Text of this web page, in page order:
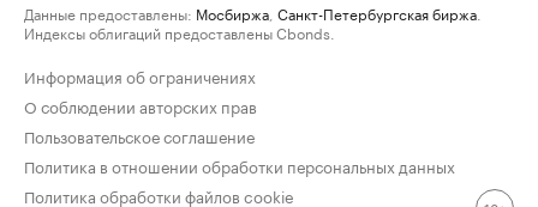
Данные предоставлены: Мосбиржа Санкт-Петербургская биржа
Индексы облигаций предоставлены Cbonds.
Информация об ограничениях
О соблюдении авторских прав
Пользовательское соглашение
Политика в отношении обработки персональных данных
Политика обработки файлов cookie